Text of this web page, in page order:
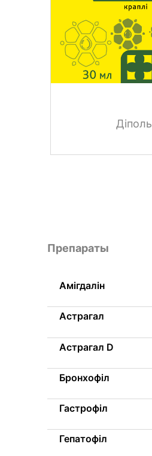
Діполь
Препараты
Амігдалін
Астрагал
Астрагал D
Бронхофіл
Гастрофіл
Гепатофіл